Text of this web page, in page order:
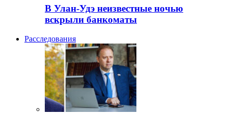
В Улан-Удэ неизвестные ночью
вскрыли банкоматы
Расследования